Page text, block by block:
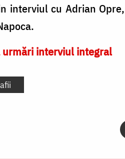
interviul cu Adrian
interviul integral